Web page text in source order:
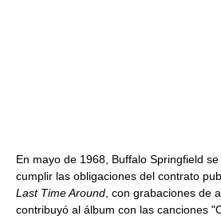
En mayo de 1968, Buffalo Springfield
cumplir las obligaciones del contrato
Last Time Around, con grabaciones de
contribuyó al álbum con las canciones